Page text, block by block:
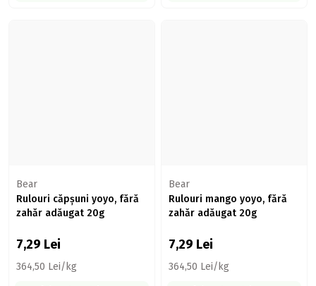
Bear
Rulouri căpșuni yoyo, fără
zahăr adăugat 20g
7,29 Lei
364,50 Lei/kg
Bear
Rulouri mango yoyo, fără
zahăr adăugat 20g
7,29 Lei
364,50 Lei/kg